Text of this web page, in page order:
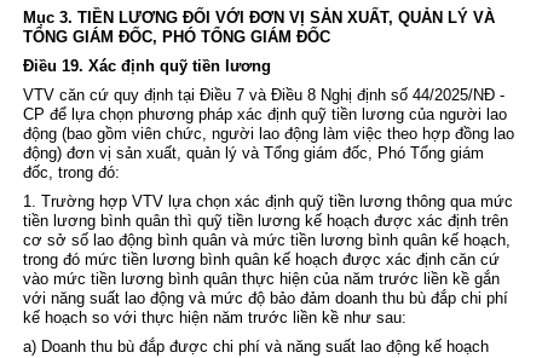
Mục 3. TIỀN LƯƠNG ĐỐI VỚI ĐƠN VỊ SẢN XUẤT, QUẢN LÝ VÀ
TỔNG GIÁM ĐỐC, PHÓ TỔNG GIÁM ĐỐC
Điều 19. Xác định quỹ tiền lương
VTV căn cứ quy định tạiĐiều 7 và Điều 8 Nghị định số 44/2025/NĐ -
CP để lựa chọn phương pháp xác định quỹ tiền lương của người lao
động (bao gồm viên chức, người lao động làm việc theo hợp đồng lao
động) đơn vị sản xuất, quản lý và Tổng giám đốc, Phó Tổng giám
đốc, trong đó:
1. Trường hợp VTV lựa chọn xác định quỹ tiền lương thông qua mức
tiền lương bình quân thì quỹ tiền lương kế hoạch được xác định trên
cơ sở số lao động bình quân và mức tiền lương bình quân kế hoạch,
trong đó mức tiền lương bình quân kế hoạch được xác định căn cứ
vào mức tiền lương bình quân thực hiện của năm trước liền kề gắn
với năng suất lao động và mức độ bảo đảm doanh thu bù đắp chi phí
kế hoạch so với thực hiện năm trước liền kề như sau:
a) Doanh thu bù đắp được chi phí và năng suất lao động kế hoạch